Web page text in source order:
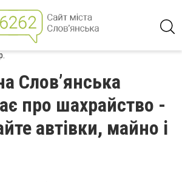
Слов’янська
про шахрайство -
автівки, майно і